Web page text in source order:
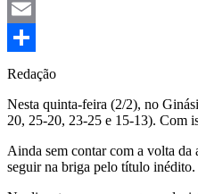
Mastodon
Email
Share
Redação
Nesta quinta-feira (2/2), no
20, 25-20, 23-25 e 15-13). Com
Ainda sem contar com a volta
seguir na briga pelo título inédito.